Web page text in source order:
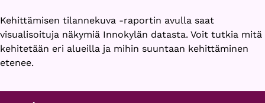
Kehittämisen tilannekuva -raportin avulla saat
visualisoituja näkymiä Innokylän datasta. Voit tutkia mitä
kehitetään eri alueilla ja mihin suuntaan kehittäminen
etenee.